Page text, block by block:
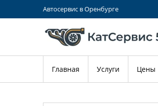
Автосервис в Оренбурге
Главная Услуги Цены